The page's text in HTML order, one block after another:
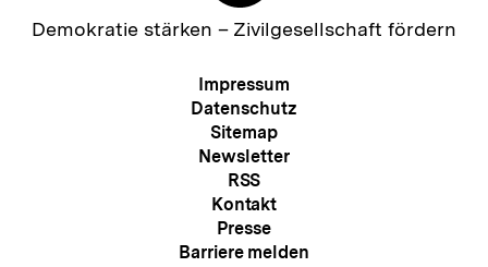
Zur
Demokratie stärken – Zivilgesellschaft fördern
Meta-
Navigation
Impressum
Datenschutz
Sitemap
Newsletter
RSS
Kontakt
Presse
Barriere melden